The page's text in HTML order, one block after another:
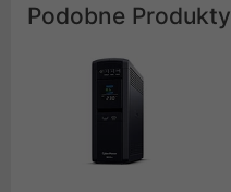
Podobne Produkty